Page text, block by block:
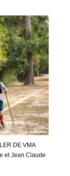
DE VMA
et Jean Claude